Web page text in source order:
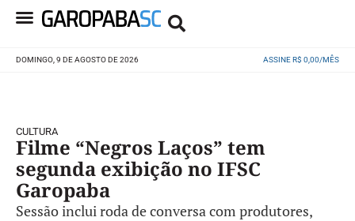
DOMINGO, 9 DE AGOSTO DE 2026 ASSINE R$ 0,00/MÊS
CULTURA
Filme “Negros Laços” tem
segunda exibição no IFSC
Garopaba
Sessão inclui roda de conversa com produtores,